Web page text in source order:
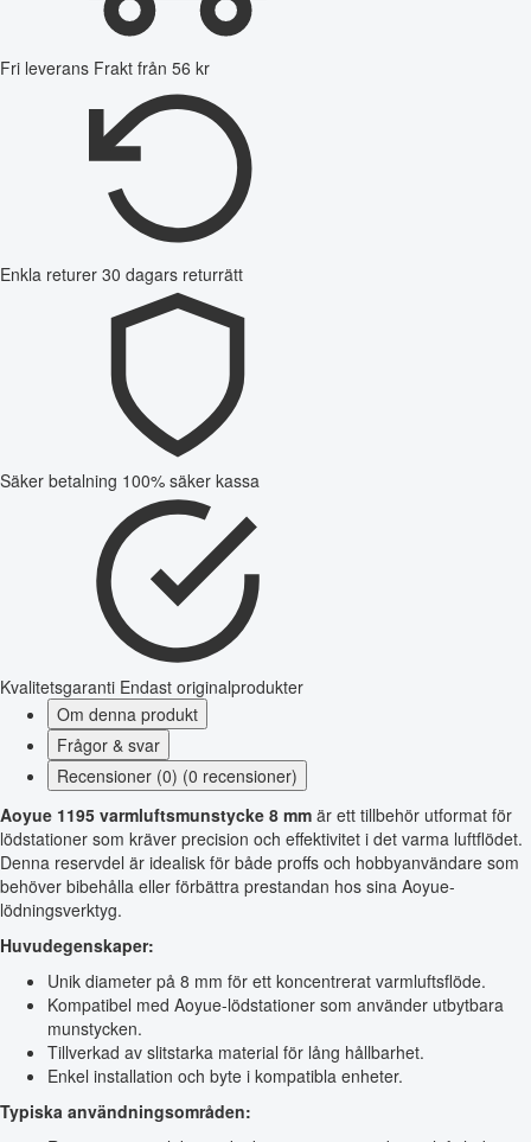
Fri leverans Frakt från 56 kr
Enkla returer 30 dagars returrätt
Säker betalning 100% säker kassa
Kvalitetsgaranti Endast originalprodukter
Om denna produkt
Frågor & svar
Recensioner (0) (0 recensioner)
Aoyue 1195 varmluftsmunstycke 8 mm är ett tillbehör utformat för
lödstationer som kräver precision och effektivitet i det varma luftflödet.
Denna reservdel är idealisk för både proffs och hobbyanvändare som
behöver bibehålla eller förbättra prestandan hos sina Aoyue-
lödningsverktyg.
Huvudegenskaper:
Unik diameter på 8 mm för ett koncentrerat varmluftsflöde.
Kompatibel med Aoyue-lödstationer som använder utbytbara
munstycken.
Tillverkad av slitstarka material för lång hållbarhet.
Enkel installation och byte i kompatibla enheter.
Typiska användningsområden: